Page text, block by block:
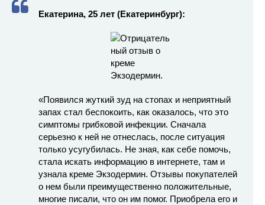
Екатерина, 25 лет (Екатеринбург):
«Появился жуткий зуд на стопах и неприятный
запах стал беспокоить, как оказалось, что это
симптомы грибковой инфекции. Сначала
серьезно к ней не отнеслась, после ситуация
только усугубилась. Не зная, как себе помочь,
стала искать информацию в интернете, там и
узнала креме Экзодермин. Отзывы покупателей
о нем были преимущественно положительные,
многие писали, что он им помог. Приобрела его и